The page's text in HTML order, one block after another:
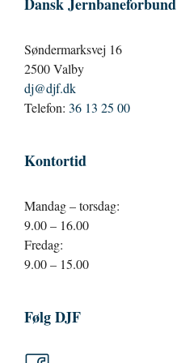
Søndermarksvej 16
2500 Valby
dj@djf.dk
Telefon: 36 13 25 00
Kontortid
Mandag – torsdag:
9.00 – 16.00
Fredag:
9.00 – 15.00
Følg DJF